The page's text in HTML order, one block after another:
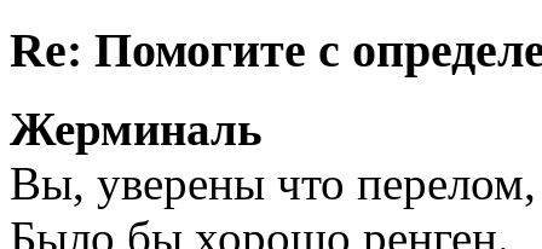
Re: Помогите с
Жерминаль
Вы, уверены что
Было бы хорошо ренген.